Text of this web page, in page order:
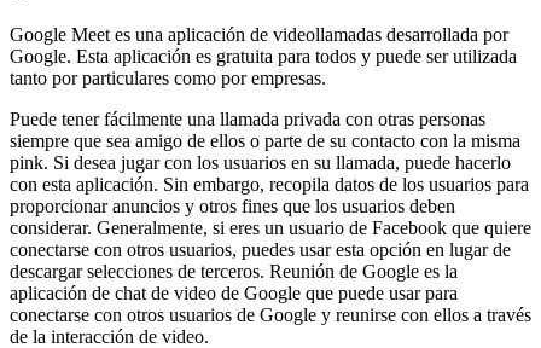
Google Meet es una aplicación de videollamadas desarrollada por
Google. Esta aplicación es gratuita para todos y puede ser utilizada
tanto por particulares como por empresas.
Puede tener fácilmente una llamada privada con otras personas
siempre que sea amigo de ellos o parte de su contacto con la misma
pink. Si desea jugar con los usuarios en su llamada, puede hacerlo
con esta aplicación. Sin embargo, recopila datos de los usuarios para
proporcionar anuncios y otros fines que los usuarios deben
considerar. Generalmente, si eres un usuario de Facebook que quiere
conectarse con otros usuarios, puedes usar esta opción en lugar de
descargar selecciones de terceros. Reunión de Google es la
aplicación de chat de video de Google que puede usar para
conectarse con otros usuarios de Google y reunirse con ellos a través
de la interacción de video.